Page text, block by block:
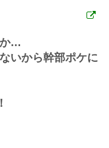
か…
いから幹部ポケに